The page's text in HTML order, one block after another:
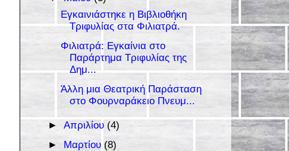
Εγκαινιάστηκε η Βιβλιοθήκη
Τριφυλίας στα Φιλιατρά.
Φιλιατρά: Εγκαίνια στο
Παράρτημα Τριφυλίας της
Δημ...
Άλλη μια Θεατρική Παράσταση
στο Φουρναράκειο Πνευμ...
► Απριλίου (4)
► Μαρτίου (8)